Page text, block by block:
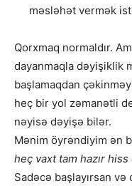
məsləhət vermək
Qorxmaq normaldır.
dayanmaqla dəyişiklik
başlamaqdan
heç bir yol zəmanətli
nəyisə dəyişə bilər.
Mənim öyrəndiyim ən
heç vaxt tam hazır
Sadəcə başlayırsan